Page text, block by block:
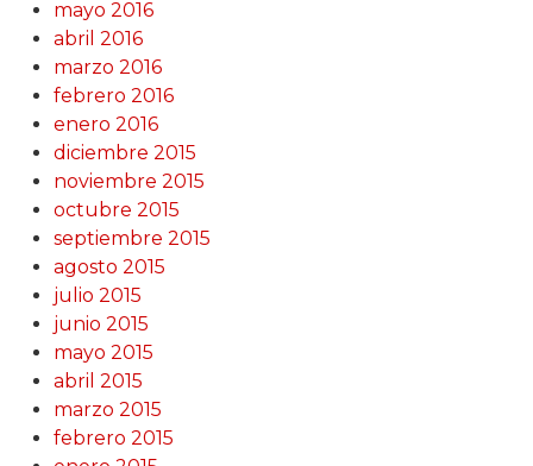
mayo 2016
abril 2016
marzo 2016
febrero 2016
enero 2016
diciembre 2015
noviembre 2015
octubre 2015
septiembre 2015
agosto 2015
julio 2015
junio 2015
mayo 2015
abril 2015
marzo 2015
febrero 2015